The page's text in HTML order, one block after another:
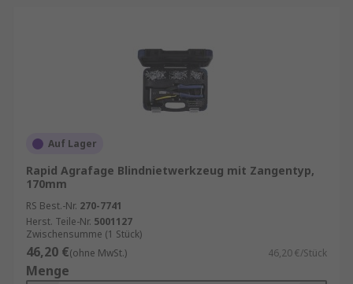
Auf Lager
Rapid Agrafage Blindnietwerkzeug mit Zangentyp,
170mm
RS Best.-Nr. 270-7741
Herst. Teile-Nr. 5001127
Zwischensumme (1 Stück)
46,20 €(ohne MwSt.) 46,20 €/Stück
Menge